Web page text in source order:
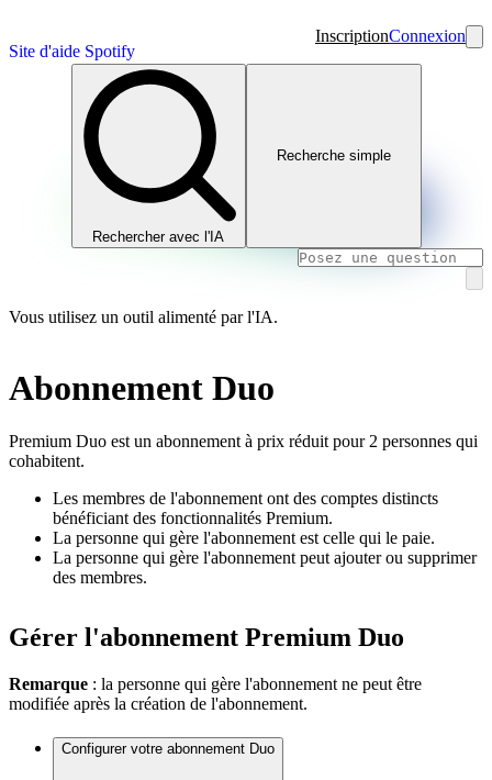
Site d'aide Spotify
InscriptionConnexion
Rechercher avec l'IA
Recherche simple
Vous utilisez un outil alimenté par l'IA.
Abonnement Duo
Premium Duo est un abonnement à prix réduit pour 2 personnes qui
cohabitent.
Les membres de l'abonnement ont des comptes distincts
bénéficiant des fonctionnalités Premium.
La personne qui gère l'abonnement est celle qui le paie.
La personne qui gère l'abonnement peut ajouter ou supprimer
des membres.
Gérer l'abonnement Premium Duo
Remarque : la personne qui gère l'abonnement ne peut être
modifiée après la création de l'abonnement.
Configurer votre abonnement Duo